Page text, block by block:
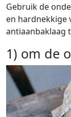
Gebruik de
en hardnekkige
antiaanbaklaag
1) om de